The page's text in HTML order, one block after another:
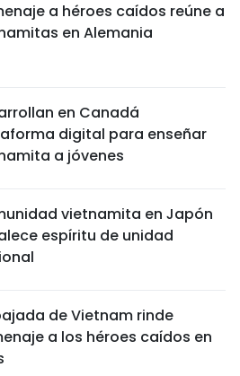
a héroes caídos reúne a
en Alemania
en Canadá
digital para enseñar
a jóvenes
vietnamita en Japón
espíritu de unidad
de Vietnam rinde
a los héroes caídos en